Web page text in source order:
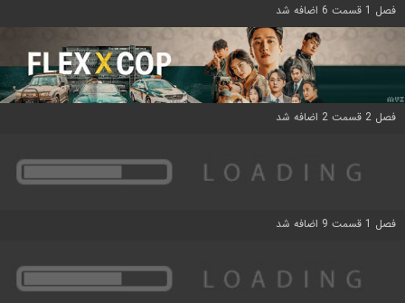
فصل 1 قسمت 6 اضافه شد
فصل 2 قسمت 2 اضافه شد
فصل 1 قسمت 9 اضافه شد